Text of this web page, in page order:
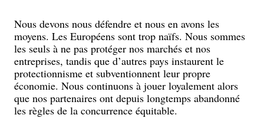
Nous devons nous défendre et nous en avons les
moyens. Les Européens sont trop naïfs. Nous sommes
les seuls à ne pas protéger nos marchés et nos
entreprises, tandis que d’autres pays instaurent le
protectionnisme et subventionnent leur propre
économie. Nous continuons à jouer loyalement alors
que nos partenaires ont depuis longtemps abandonné
les règles de la concurrence équitable.